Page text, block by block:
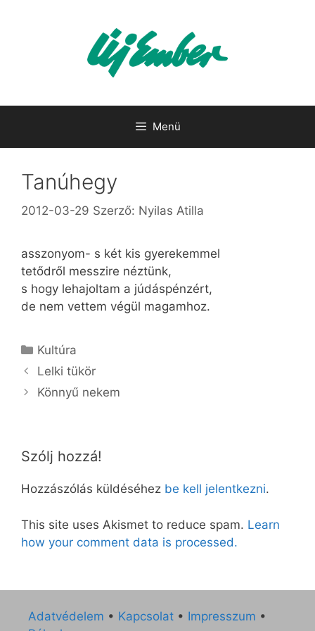
Menü
Tanúhegy
2012-03-29 Szerző: Nyilas Atilla
asszonyom- s két kis gyerekemmel
tetődről messzire néztünk,
s hogy lehajoltam a júdáspénzért,
de nem vettem végül magamhoz.
Kategória
Kultúra
Lelki tükör
Könnyű nekem
Szólj hozzá!
Hozzászólás küldéséhez be kell jelentkezni.
This site uses Akismet to reduce spam. Learn
how your comment data is processed.
Adatvédelem • Kapcsolat • Impresszum •